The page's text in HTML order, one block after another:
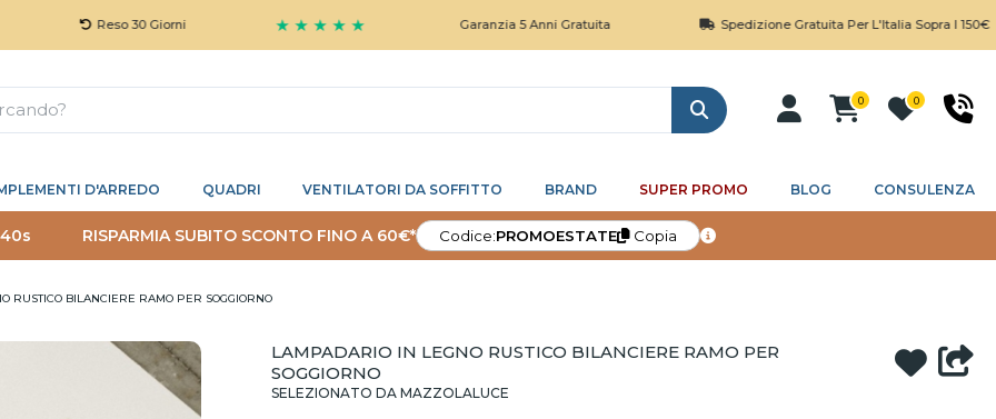
Reso 30 Giorni ★ ★ ★ ★ ★ Garanzia 5 Anni Gratuita Spedizione Gratuita Per L'Italia Sopra I 150€
Cerca
0 0
D'ARREDO QUADRI VENTILATORI DA SOFFITTO BRAND SUPER PROMO BLOG CONSULENZA
RISPARMIA SUBITO SCONTO FINO A 60€* Codice:PROMOESTATE Copia
RUSTICO BILANCIERE RAMO PER SOGGIORNO
LAMPADARIO IN LEGNO RUSTICO BILANCIERE RAMO PER
SOGGIORNO
SELEZIONATO DA MAZZOLALUCE